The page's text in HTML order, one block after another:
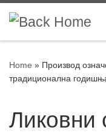
Skip to content
Home » Производ
традиционална
Ликовни